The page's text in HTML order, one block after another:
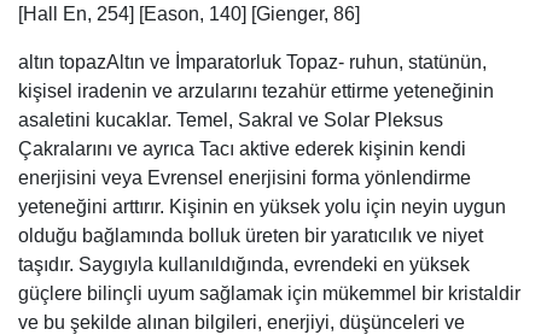
[Hall En, 254] [Eason, 140] [Gienger, 86]
altın topazAltın ve İmparatorluk Topaz- ruhun, statünün,
kişisel iradenin ve arzularını tezahür ettirme yeteneğinin
asaletini kucaklar. Temel, Sakral ve Solar Pleksus
Çakralarını ve ayrıca Tacı aktive ederek kişinin kendi
enerjisini veya Evrensel enerjisini forma yönlendirme
yeteneğini arttırır. Kişinin en yüksek yolu için neyin uygun
olduğu bağlamında bolluk üreten bir yaratıcılık ve niyet
taşıdır. Saygıyla kullanıldığında, evrendeki en yüksek
güçlere bilinçli uyum sağlamak için mükemmel bir kristaldir
ve bu şekilde alınan bilgileri, enerjiyi, düşünceleri ve